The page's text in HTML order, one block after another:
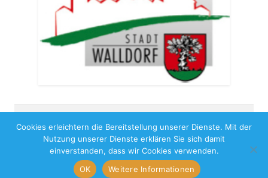
Copyright 2026
Impressum
Benutzungshinweise Datenschutz
Cookies erleichtern die Bereitstellung unserer Dienste. Mit der
Nutzung unserer Dienste erklären Sie sich damit
einverstanden, dass wir Cookies verwenden.
OK
Weitere Informationen